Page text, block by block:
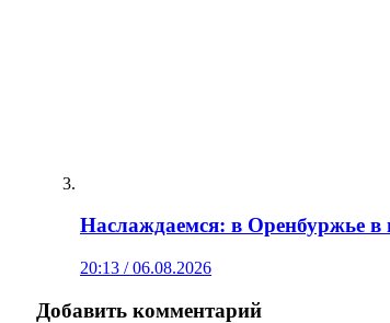
Наслаждаемся: в Оренбуржье в
20:13 / 06.08.2026
Добавить комментарий